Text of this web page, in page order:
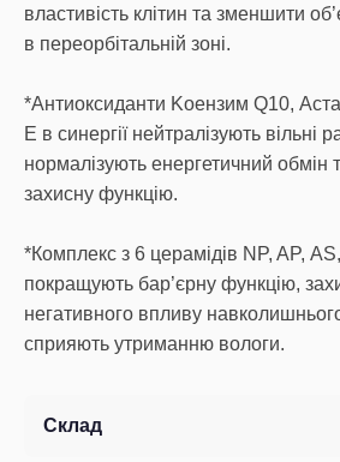
властивість клітин та зменшити
в переорбітальній зоні.
*Антиоксиданти Koензим Q10,
Е в синергії нейтралізують вільні
нормалізують енергетичний обмін
захисну функцію.
*Комплекс з 6 церамідів NP, AP,
покращують бар’єрну функцію,
негативного впливу
Склад